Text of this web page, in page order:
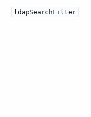
ldapSearchFilter